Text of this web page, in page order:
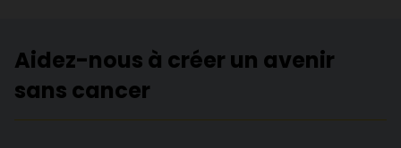
Aidez-nous à créer un avenir
sans cancer